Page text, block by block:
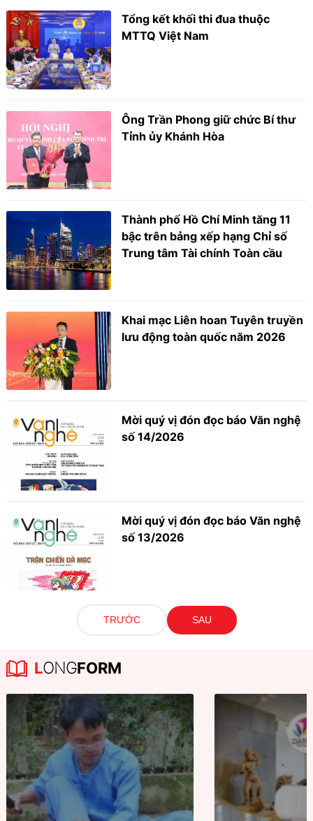
Tổng kết khối thi đua thuộc
MTTQ Việt Nam
Ông Trần Phong giữ chức Bí thư
Tỉnh ủy Khánh Hòa
Thành phố Hồ Chí Minh tăng 11
bậc trên bảng xếp hạng Chỉ số
Trung tâm Tài chính Toàn cầu
Khai mạc Liên hoan Tuyên truyền
lưu động toàn quốc năm 2026
Mời quý vị đón đọc báo Văn nghệ
số 14/2026
Mời quý vị đón đọc báo Văn nghệ
số 13/2026
TRƯỚC SAU
LONGFORM